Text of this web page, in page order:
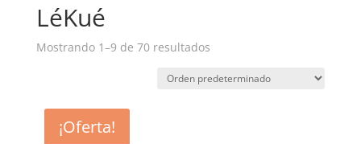
LéKué
Mostrando 1–9 de 70 resultados
¡Oferta!